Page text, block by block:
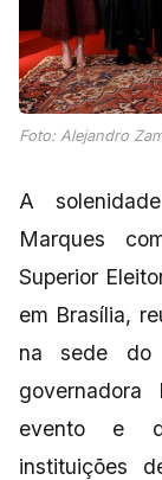
Foto: Alejandro
A
Marques
Superior
em Brasília,
na sede do
evento e
instituições